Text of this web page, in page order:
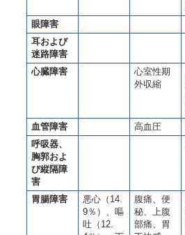
眼障害
耳および
迷路障害
心臓障害
心室性期
外収縮
血管障害
高血圧
呼吸器、
胸郭およ
び縦隔障
害
胃腸障害
悪心（14.
9％）、嘔
吐（12.
腹痛、便
秘、上腹
部痛、胃